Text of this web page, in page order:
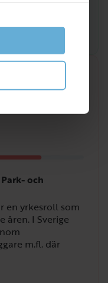
och
en yrkesroll som
åren. I Sverige
m.fl. där